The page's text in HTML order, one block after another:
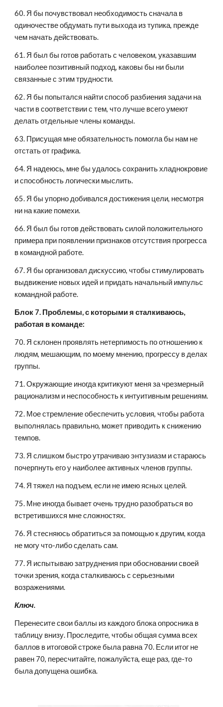
60. Я бы почувствовал необходимость сначала в
одиночестве обдумать пути выхода из тупика, прежде
чем начать действовать.
61. Я был бы готов работать с человеком, указавшим
наиболее позитивный подход, каковы бы ни были
связанные с этим трудности.
62. Я бы попытался найти способ разбиения задачи на
части в соответствии с тем, что лучше всего умеют
делать отдельные члены команды.
63. Присущая мне обязательность помогла бы нам не
отстать от графика.
64. Я надеюсь, мне бы удалось сохранить хладнокровие
и способность логически мыслить.
65. Я бы упорно добивался достижения цели, несмотря
ни на какие помехи.
66. Я был бы готов действовать силой положительного
примера при появлении признаков отсутствия прогресса
в командной работе.
67. Я бы организовал дискуссию, чтобы стимулировать
выдвижение новых идей и придать начальный импульс
командной работе.
Блок 7. Проблемы, с которыми я сталкиваюсь,
работая в команде:
70. Я склонен проявлять нетерпимость по отношению к
людям, мешающим, по моему мнению, прогрессу в делах
группы.
71. Окружающие иногда критикуют меня за чрезмерный
рационализм и неспособность к интуитивным решениям.
72. Мое стремление обеспечить условия, чтобы работа
выполнялась правильно, может приводить к снижению
темпов.
73. Я слишком быстро утрачиваю энтузиазм и стараюсь
почерпнуть его у наиболее активных членов группы.
74. Я тяжел на подъем, если не имею ясных целей.
75. Мне иногда бывает очень трудно разобраться во
встретившихся мне сложностях.
76. Я стесняюсь обратиться за помощью к другим, когда
не могу что-либо сделать сам.
77. Я испытываю затруднения при обосновании своей
точки зрения, когда сталкиваюсь с серьезными
возражениями.
Ключ.
Перенесите свои баллы из каждого блока опросника в
таблицу внизу. Проследите, чтобы общая сумма всех
баллов в итоговой строке была равна 70. Если итог не
равен 70, пересчитайте, пожалуйста, еще раз, где-то
была допущена ошибка.